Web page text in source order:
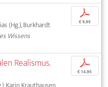
(Hg.), Burkhardt
Wissens
p
€ 9,95
Realismus. p
€ 14,95